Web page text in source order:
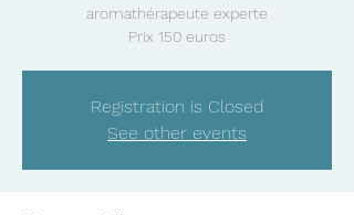
aromathérapeute experte
Prix 150 euros
Registration is Closed
See other events